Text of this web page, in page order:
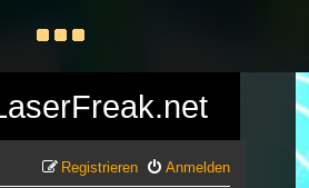
Anmelden
Registrieren